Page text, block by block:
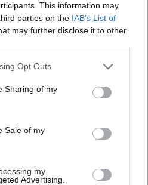
This information may
parties on the IAB’s List of
may further disclose it to other
Opt Outs
Sharing of my
Sale of my
my
Advertising.
– Miért nem hiszünk a
segítséget kérnek?